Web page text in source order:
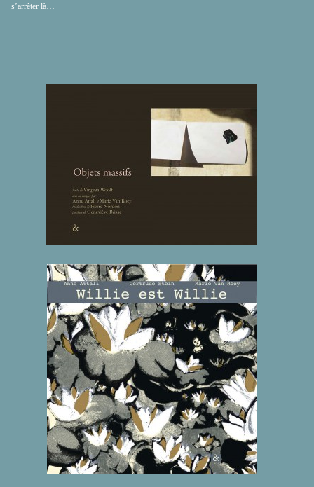
s’arrêter là…